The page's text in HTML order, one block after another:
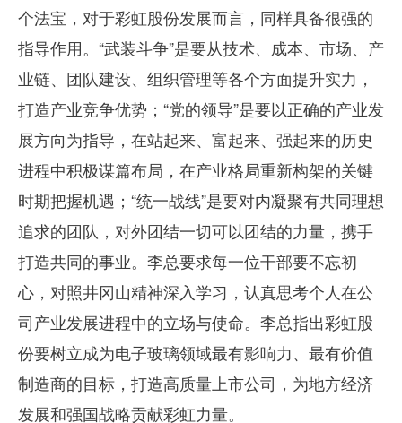
个法宝，对于彩虹股份发展而言，同样具备很强的
指导作用。“武装斗争”是要从技术、成本、市场、产
业链、团队建设、组织管理等各个方面提升实力，
打造产业竞争优势；“党的领导”是要以正确的产业发
展方向为指导，在站起来、富起来、强起来的历史
进程中积极谋篇布局，在产业格局重新构架的关键
时期把握机遇；“统一战线”是要对内凝聚有共同理想
追求的团队，对外团结一切可以团结的力量，携手
打造共同的事业。李总要求每一位干部要不忘初
心，对照井冈山精神深入学习，认真思考个人在公
司产业发展进程中的立场与使命。李总指出彩虹股
份要树立成为电子玻璃领域最有影响力、最有价值
制造商的目标，打造高质量上市公司，为地方经济
发展和强国战略贡献彩虹力量。